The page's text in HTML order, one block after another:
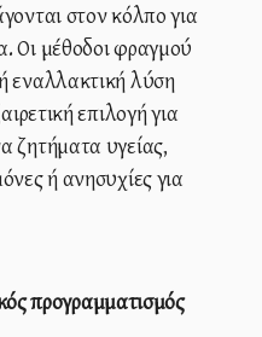
στον κόλπο για
Οι μέθοδοι φραγμού
εναλλακτική λύση
επιλογή για
ζητήματα υγείας,
ή ανησυχίες για
προγραμματισμός